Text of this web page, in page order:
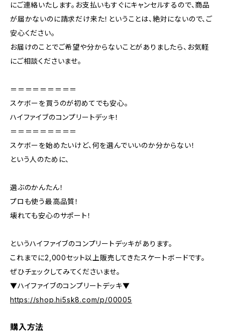
にご連絡いたします。お支払いもすぐにキャンセルするので、商品
が届かないのに請求だけ来た！ということは、絶対にないので、ご
安心ください。
お届けのことでご希望や分からないことがありましたら、お気軽
にご相談くださいませ。
＝＝＝＝＝＝＝＝＝
スケボーを買うのが初めてでも安心。
ハイファイブのコンプリートデッキ！
＝＝＝＝＝＝＝＝＝
スケボーを始めたいけど、何を選んでいいのか分からない！
という人のために、
選ぶのかんたん！
プロも使う最高品質！
壊れても安心のサポート！
というハイファイブのコンプリートデッキがあります。
これまでに2,000セット以上販売してきたスケートボードです。
ぜひチェックしてみてくださいませ。
▼ハイファイブのコンプリートデッキ▼
https://shop.hi5sk8.com/p/00005
購入方法